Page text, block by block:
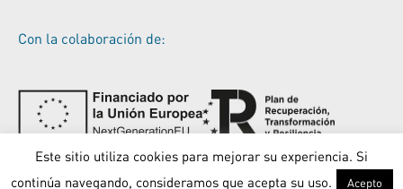
Con la colaboración de:
Este sitio utiliza cookies para mejorar su experiencia. Si
continúa navegando, consideramos que acepta su uso.
Acepto